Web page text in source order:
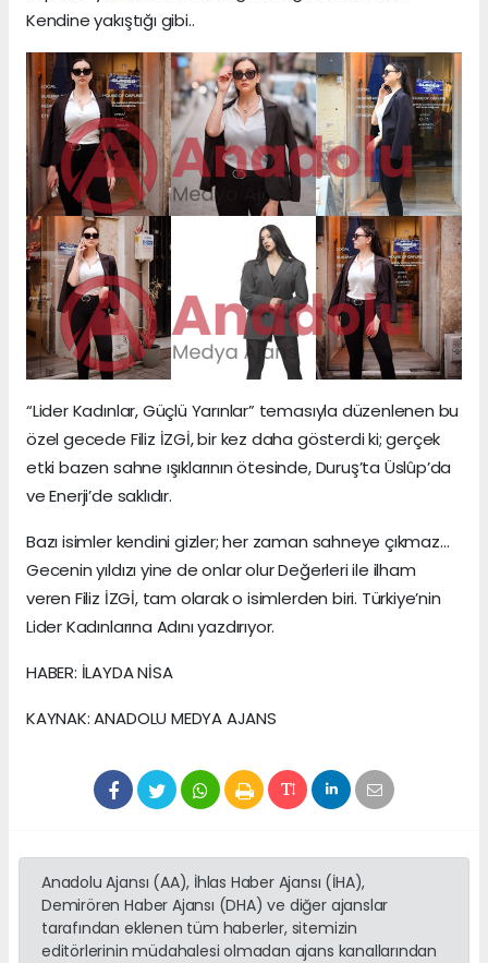
Kendine yakıştığı gibi..
“Lider Kadınlar, Güçlü Yarınlar” temasıyla düzenlenen bu
özel gecede Filiz İZGİ, bir kez daha gösterdi ki; gerçek
etki bazen sahne ışıklarının ötesinde, Duruş’ta Üslûp’da
ve Enerji’de saklıdır.
Bazı isimler kendini gizler; her zaman sahneye çıkmaz…
Gecenin yıldızı yine de onlar olur Değerleri ile ilham
veren Filiz İZGİ, tam olarak o isimlerden biri. Türkiye’nin
Lider Kadınlarına Adını yazdırıyor.
HABER: İLAYDA NİSA
KAYNAK: ANADOLU MEDYA AJANS
Anadolu Ajansı (AA), İhlas Haber Ajansı (İHA),
Demirören Haber Ajansı (DHA) ve diğer ajanslar
tarafından eklenen tüm haberler, sitemizin
editörlerinin müdahalesi olmadan ajans kanallarından